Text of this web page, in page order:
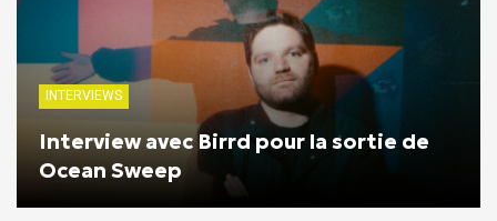
INTERVIEWS
Interview avec Birrd pour la sortie de
Ocean Sweep